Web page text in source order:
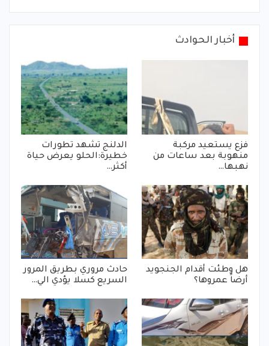
أخبار الحوادث
فزع يستعيد مركبة
منهوبة بعد ساعات من
نهبها…
الدلنج تشهد تطورات
خطيرة:الحلو يعرض حياة
أكثر…
هل وطئت أقدام الجنجويد
أرضاً عمروها؟
حادث مروري بطريق المرور
السريع كسلا يؤدي الي…